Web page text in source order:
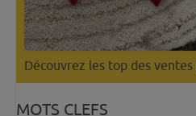
Découvrez les top des ventes
MOTS CLEFS